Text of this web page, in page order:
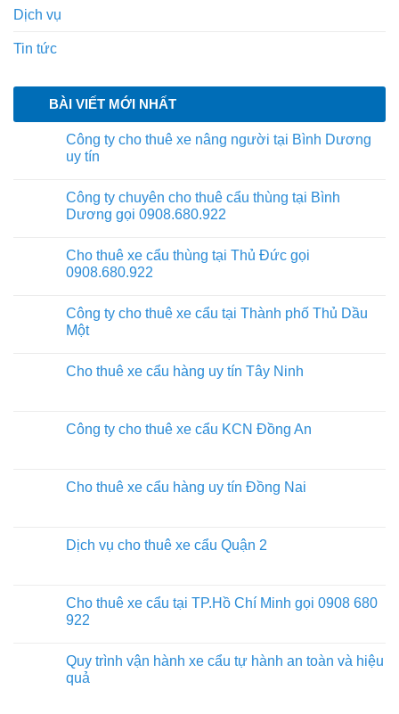
Dịch vụ
Tin tức
BÀI VIẾT MỚI NHẤT
Công ty cho thuê xe nâng người tại Bình Dương
uy tín
Công ty chuyên cho thuê cẩu thùng tại Bình
Dương gọi 0908.680.922
Cho thuê xe cẩu thùng tại Thủ Đức gọi
0908.680.922
Công ty cho thuê xe cẩu tại Thành phố Thủ Dầu
Một
Cho thuê xe cẩu hàng uy tín Tây Ninh
Công ty cho thuê xe cẩu KCN Đồng An
Cho thuê xe cẩu hàng uy tín Đồng Nai
Dịch vụ cho thuê xe cẩu Quận 2
Cho thuê xe cẩu tại TP.Hồ Chí Minh gọi 0908 680
922
Quy trình vận hành xe cẩu tự hành an toàn và hiệu
quả